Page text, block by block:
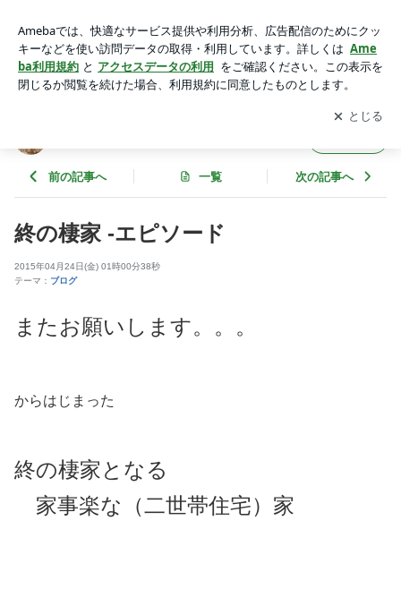
アプリをダウンロードして ブログの更新通知
を受け取りまし
ょう。
開く
前の記事へ 一覧 次の記事へ
終の棲家 -エピソード
2015年04月24日(金) 01時00分38秒
テーマ： ブログ
またお願いします。。。
からはじまった
終の棲家となる
家事楽な（二世帯住宅）家